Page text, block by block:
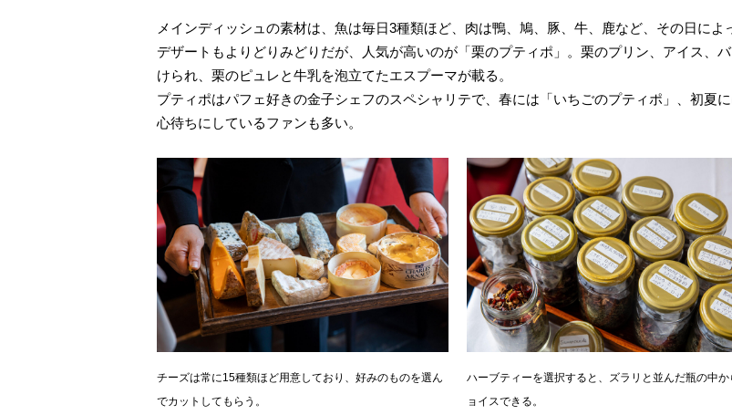
メインディッシュの素材は、魚は毎日3種類ほど、肉は鴨、鳩、豚、牛、鹿など、その日によ
デザートもよりどりみどりだが、人気が高いのが「栗のプティポ」。栗のプリン、アイス、
けられ、栗のピュレと牛乳を泡立てたエスプーマが載る。
プティポはパフェ好きの金子シェフのスペシャリテで、春には「いちごのプティポ」、初夏
心待ちにしているファンも多い。
チーズは常に15種類ほど用意しており、好みのものを選ん
でカットしてもらう。
ハーブティーを選択すると、ズラリと並んだ瓶の中か
ョイスできる。